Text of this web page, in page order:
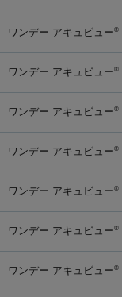
ワンデー アキュビュー®
ワンデー アキュビュー®
ワンデー アキュビュー®
ワンデー アキュビュー®
ワンデー アキュビュー®
ワンデー アキュビュー®
ワンデー アキュビュー®